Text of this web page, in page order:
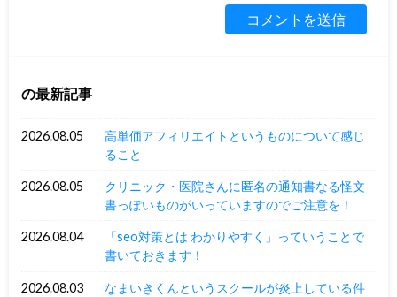
の最新記事
2026.08.05
高単価アフィリエイトというものについて感じ
ること
2026.08.05
クリニック・医院さんに匿名の通知書なる怪文
書っぽいものがいっていますのでご注意を！
2026.08.04
「seo対策とは わかりやすく」っていうことで
書いておきます！
2026.08.03
なまいきくんというスクールが炎上している件